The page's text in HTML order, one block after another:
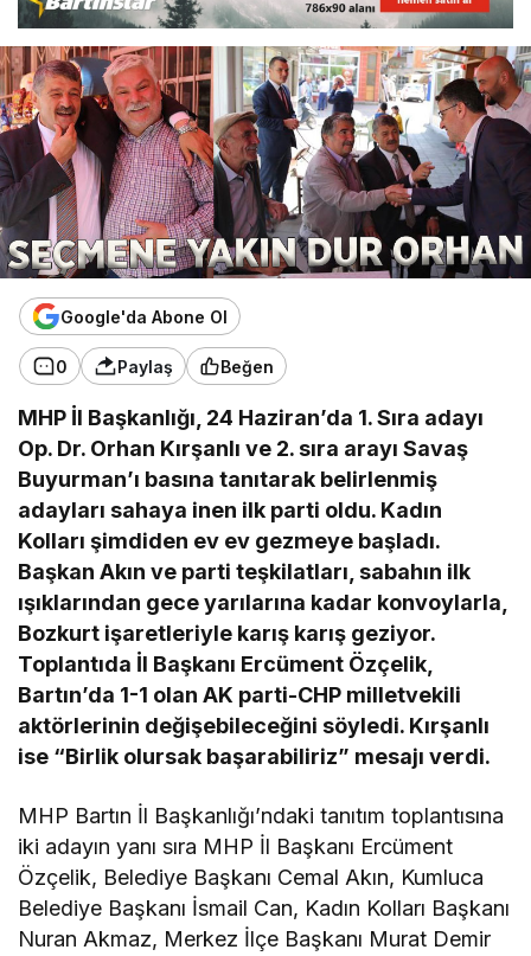
Google'da Abone Ol
0 Paylaş Beğen
MHP İl Başkanlığı, 24 Haziran’da 1. Sıra adayı
Op. Dr. Orhan Kırşanlı ve 2. sıra arayı Savaş
Buyurman’ı basına tanıtarak belirlenmiş
adayları sahaya inen ilk parti oldu. Kadın
Kolları şimdiden ev ev gezmeye başladı.
Başkan Akın ve parti teşkilatları, sabahın ilk
ışıklarından gece yarılarına kadar konvoylarla,
Bozkurt işaretleriyle karış karış geziyor.
Toplantıda İl Başkanı Ercüment Özçelik,
Bartın’da 1-1 olan AK parti-CHP milletvekili
aktörlerinin değişebileceğini söyledi. Kırşanlı
ise “Birlik olursak başarabiliriz” mesajı verdi.
MHP Bartın İl Başkanlığı’ndaki tanıtım toplantısına
iki adayın yanı sıra MHP İl Başkanı Ercüment
Özçelik, Belediye Başkanı Cemal Akın, Kumluca
Belediye Başkanı İsmail Can, Kadın Kolları Başkanı
Nuran Akmaz, Merkez İlçe Başkanı Murat Demir